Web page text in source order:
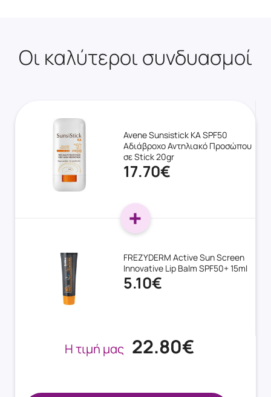
Οι καλύτεροι συνδυασμοί
Avene Sunsistick KA SPF50
Αδιάβροχο Αντηλιακό Προσώπου
σε Stick 20gr
17.70€
FREZYDERM Active Sun Screen
Innovative Lip Balm SPF50+ 15ml
5.10€
Η τιμή μας 22.80€